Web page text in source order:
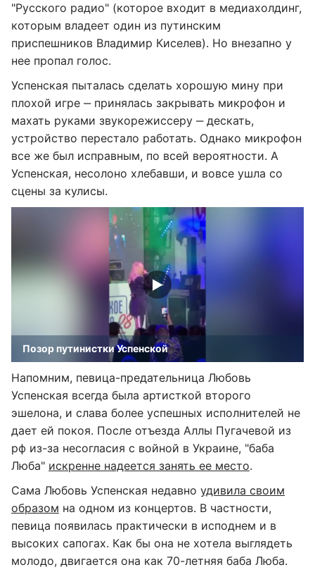
"Русского радио" (которое входит в медиахолдинг,
которым владеет один из путинским
приспешников Владимир Киселев). Но внезапно у
нее пропал голос.
Успенская пыталась сделать хорошую мину при
плохой игре ‒ принялась закрывать микрофон и
махать руками звукорежиссеру ‒ дескать,
устройство перестало работать. Однако микрофон
все же был исправным, по всей вероятности. А
Успенская, несолоно хлебавши, и вовсе ушла со
сцены за кулисы.
Позор путинистки Успенской
Напомним, певица-предательница Любовь
Успенская всегда была артисткой второго
эшелона, и слава более успешных исполнителей не
дает ей покоя. После отъезда Аллы Пугачевой из
рф из-за несогласия с войной в Украине, "баба
Люба" искренне надеется занять ее место.
Сама Любовь Успенская недавно удивила своим
образом на одном из концертов. В частности,
певица появилась практически в исподнем и в
высоких сапогах. Как бы она не хотела выглядеть
молодо, двигается она как 70-летняя баба Люба.